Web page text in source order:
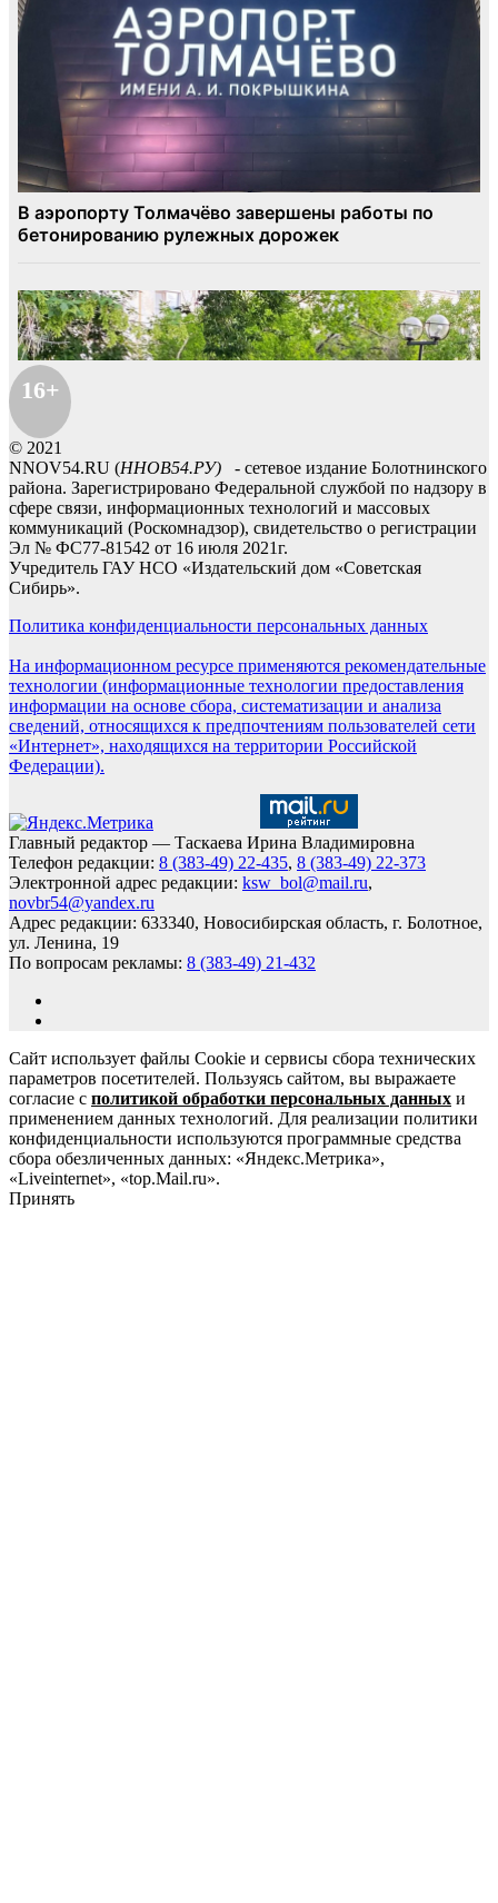
16+
© 2021
NNOV54.RU (ННОВ54.РУ) - сетевое издание Болотнинского
района. Зарегистрировано Федеральной службой по надзору в
сфере связи, информационных технологий и массовых
коммуникаций (Роскомнадзор), свидетельство о регистрации
Эл № ФС77-81542 от 16 июля 2021г.
Учредитель ГАУ НСО «Издательский дом «Советская
Сибирь».
Политика конфиденциальности персональных данных
На информационном ресурсе применяются рекомендательные
технологии (информационные технологии предоставления
информации на основе сбора, систематизации и анализа
сведений, относящихся к предпочтениям пользователей сети
«Интернет», находящихся на территории Российской
Федерации).
Главный редактор — Таскаева Ирина Владимировна
Телефон редакции: 8 (383-49) 22-435, 8 (383-49) 22-373
Электронной адрес редакции: ksw_bol@mail.ru,
novbr54@yandex.ru
Адрес редакции: 633340, Новосибирская область, г. Болотное,
ул. Ленина, 19
По вопросам рекламы: 8 (383-49) 21-432
Сайт использует файлы Cookie и сервисы сбора технических
параметров посетителей. Пользуясь сайтом, вы выражаете
согласие с политикой обработки персональных данных и
применением данных технологий. Для реализации политики
конфиденциальности используются программные средства
сбора обезличенных данных: «Яндекс.Метрика»,
«Liveinternet», «top.Mail.ru».
Принять